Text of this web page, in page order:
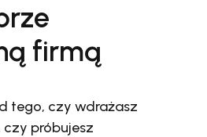
firmą
tego, czy wdrażasz
próbujesz